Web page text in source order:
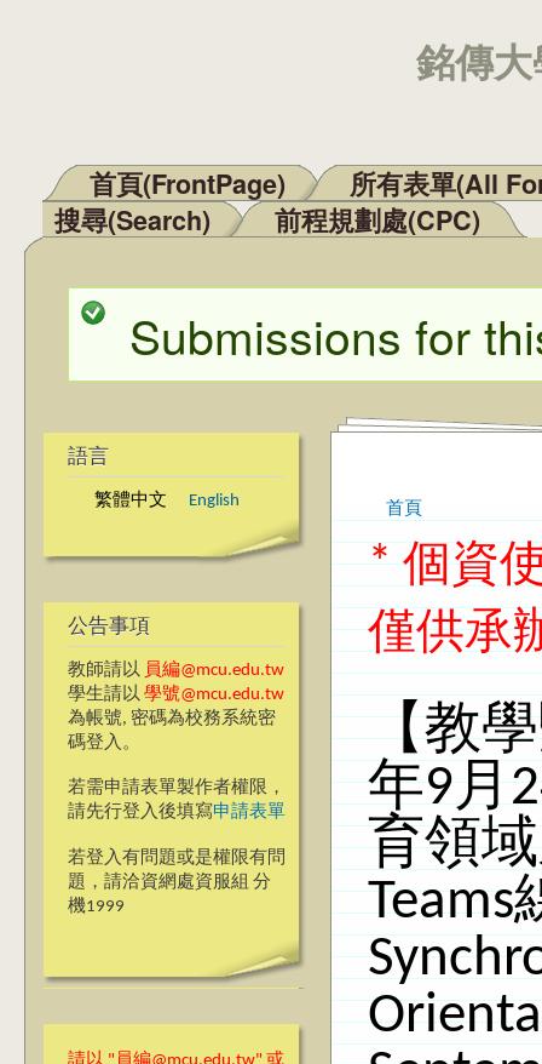
銘傳
主選單
首頁(FrontPage)
所有表單(All
搜尋(Search)
前程規劃處(CPC)
狀態訊息
Submissions for
語言
繁體中文 English
公告事項
教師請以 員編@mcu.edu.tw
學生請以 學號@mcu.edu.tw
為帳號, 密碼為校務系統密
碼登入。
若需申請表單製作者權限，
請先行登入後填寫申請表單
若登入有問題或是權限有問
題，請洽資網處資服組 分
機1999
您在這裡
首頁
* 個資
僅供承
【教
年9月
育領